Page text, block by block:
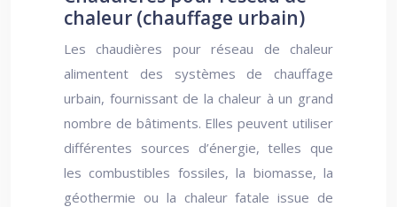
chaleur (chauffage urbain)
Les chaudières pour réseau de chaleur
alimentent des systèmes de chauffage
urbain, fournissant de la chaleur à un grand
nombre de bâtiments. Elles peuvent utiliser
différentes sources d’énergie, telles que
les combustibles fossiles, la biomasse, la
géothermie ou la chaleur fatale issue de